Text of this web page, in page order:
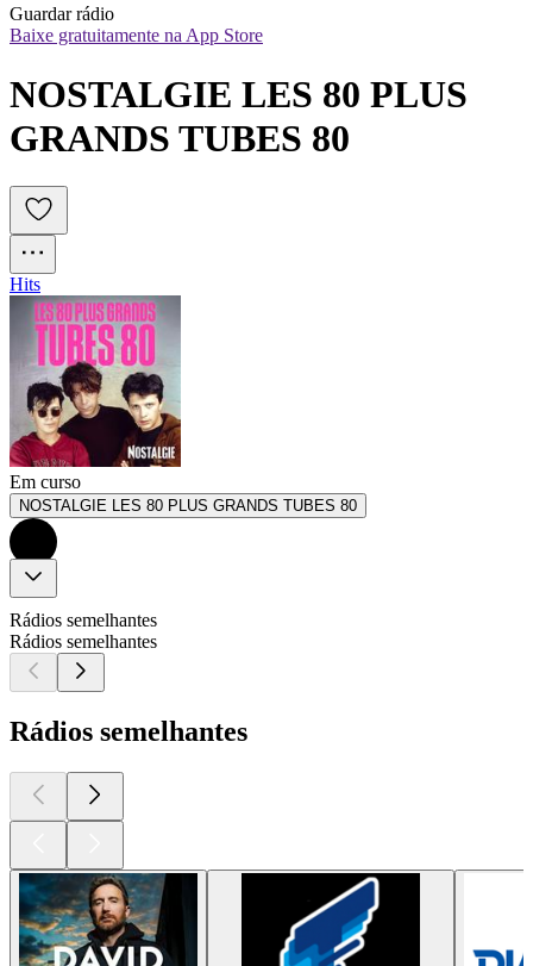
Guardar rádio
Baixe gratuitamente na App Store
NOSTALGIE LES 80 PLUS
GRANDS TUBES 80
Hits
Em curso
NOSTALGIE LES 80 PLUS GRANDS TUBES 80
Rádios semelhantes
Rádios semelhantes
Rádios semelhantes